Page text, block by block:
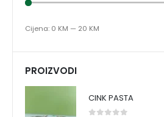
Cijena: 0 KM — 20 KM
PROIZVODI
CINK PASTA